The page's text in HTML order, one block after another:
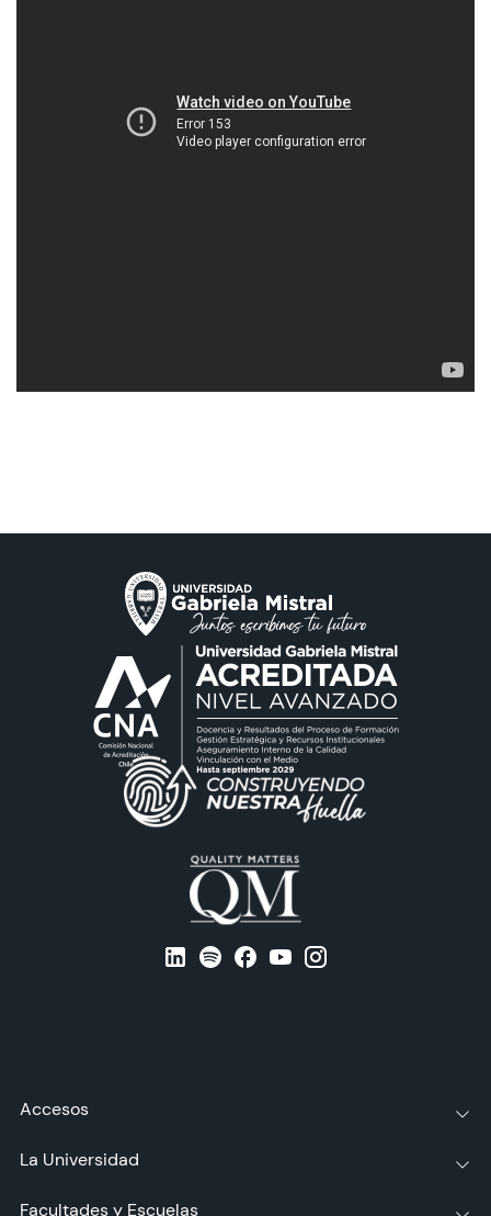
Accesos
La Universidad
Facultades y Escuelas